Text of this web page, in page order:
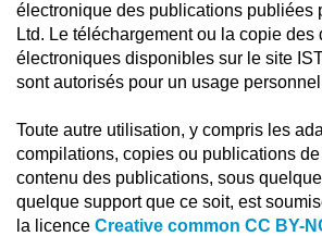
électronique des publications publiées
Ltd. Le téléchargement ou la copie des
électroniques disponibles sur le site
sont autorisés pour un usage
Toute autre utilisation, y compris les
compilations, copies ou publications
contenu des publications, sous
quelque support que ce soit, est
la licence Creative common CC BY-